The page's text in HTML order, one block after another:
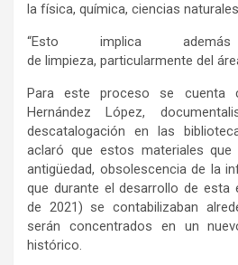
la física, química, ciencias
“Esto implica
de limpieza, particularmente del
Para este proceso se cuenta
Hernández López,
descatalogación en las
aclaró que estos materiales que
antigüedad, obsolescencia de la
que durante el desarrollo de esta
de 2021) se contabilizaban
serán concentrados en un
histórico.